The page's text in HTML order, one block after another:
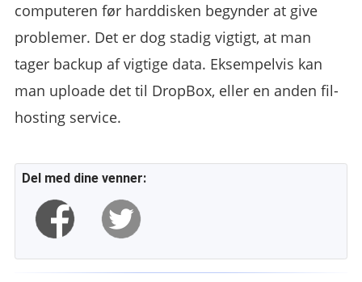
computeren før harddisken begynder at give
problemer. Det er dog stadig vigtigt, at man
tager backup af vigtige data. Eksempelvis kan
man uploade det til DropBox, eller en anden fil-
hosting service.
Del med dine venner: